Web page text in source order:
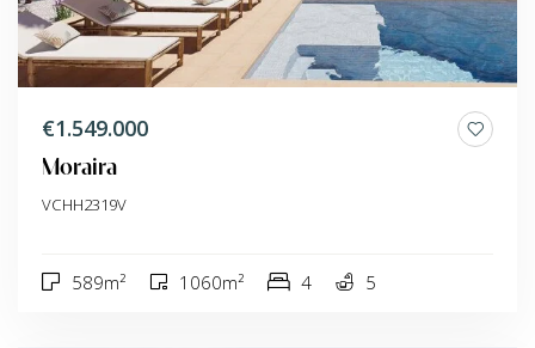
€1.549.000
Moraira
VCHH2319V
589m² 1060m² 4 5